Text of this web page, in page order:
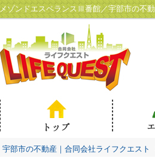
メゾンドエスペランスⅢ番館／宇部市の不
宇部市の不動産｜合同会社ライフクエスト